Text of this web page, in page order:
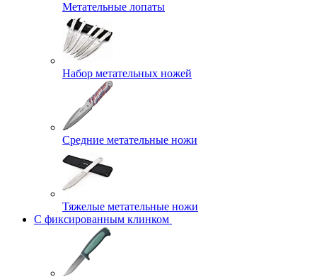
Метательные лопаты
Набор метательных ножей
Средние метательные ножи
Тяжелые метательные ножи
С фиксированным клинком